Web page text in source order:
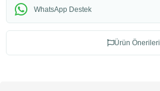
WhatsApp Destek
Ürün Önerileri